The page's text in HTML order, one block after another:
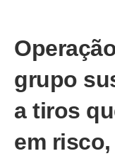
grupo
a tiros
em